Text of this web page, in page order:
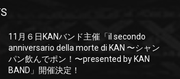
11月６日KANバンド主催「il secondo
anniversario della morte di KAN 〜シャン
パン飲んでポン！〜presented by KAN
BAND」開催決定！